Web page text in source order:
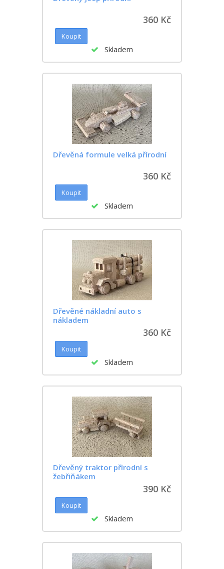
360 Kč
Skladem
Dřevěná formule velká přírodní
360 Kč
Skladem
Dřevěné nákladní auto s
nákladem
360 Kč
Skladem
Dřevěný traktor přírodní s
žebřiňákem
390 Kč
Skladem